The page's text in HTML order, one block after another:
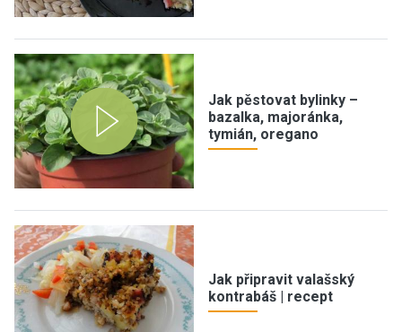
Jak pěstovat bylinky –
bazalka, majoránka,
tymián, oregano
Jak připravit valašský
kontrabáš | recept